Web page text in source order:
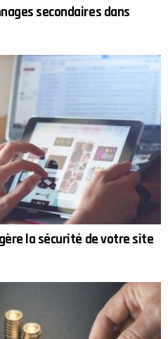
secondaires dans
la sécurité de votre site